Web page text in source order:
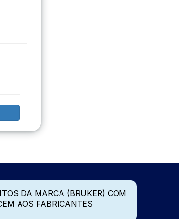
DA MARCA (BRUKER) COM
AOS FABRICANTES